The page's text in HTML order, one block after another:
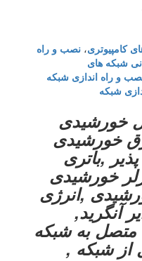
کامپیوتری، نصب و راه
شبکه های
و راه اندازی شبکه
شبکه
خورشیدی
خورشیدی
,باتری
خورشیدی
,انرژی
آنگرید,
متصل به شبکه
شبکه ,